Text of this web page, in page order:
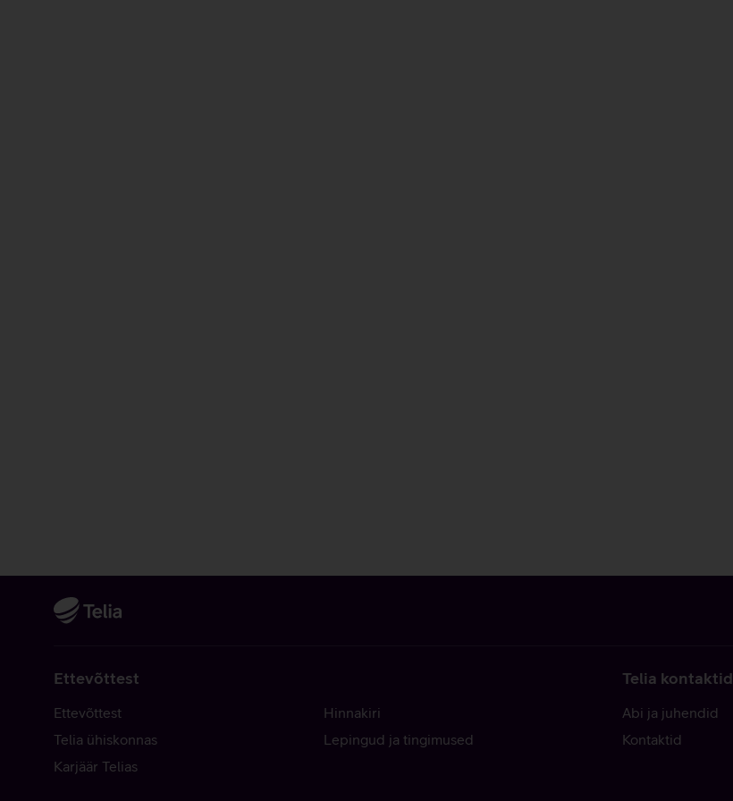
Ettevõttest
Ettevõttest
Telia ühiskonnas
Karjäär Telias
Hinnakiri
Lepingud ja tingimused
Telia kontaktid
Abi ja juhendid
Kontaktid